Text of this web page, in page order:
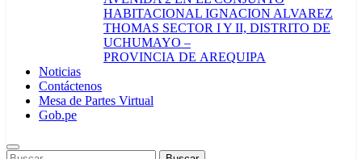
HABITACIONAL IGNACION ALVAREZ
THOMAS SECTOR I Y II, DISTRITO DE
UCHUMAYO –
PROVINCIA DE AREQUIPA
Noticias
Contáctenos
Mesa de Partes Virtual
Gob.pe
Buscar: